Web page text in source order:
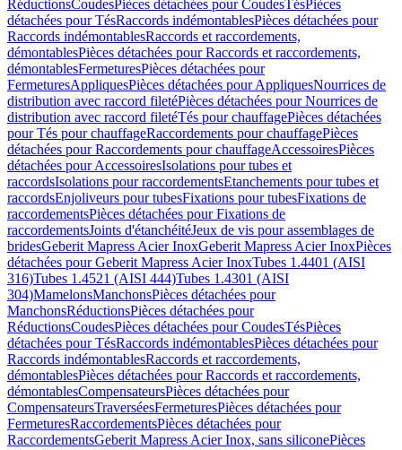
RéductionsCoudesPièces détachées pour CoudesTésPièces
détachées pour TésRaccords indémontablesPièces détachées pour
Raccords indémontablesRaccords et raccordements,
démontablesPièces détachées pour Raccords et raccordements,
démontablesFermeturesPièces détachées pour
FermeturesAppliquesPièces détachées pour AppliquesNourrices de
distribution avec raccord filetéPièces détachées pour Nourrices de
distribution avec raccord filetéTés pour chauffagePièces détachées
pour Tés pour chauffageRaccordements pour chauffagePièces
détachées pour Raccordements pour chauffageAccessoiresPièces
détachées pour AccessoiresIsolations pour tubes et
raccordsIsolations pour raccordementsEtanchements pour tubes et
raccordsEnjoliveurs pour tubesFixations pour tubesFixations de
raccordementsPièces détachées pour Fixations de
raccordementsJoints d'étanchéitéJeux de vis pour assemblages de
bridesGeberit Mapress Acier InoxGeberit Mapress Acier InoxPièces
détachées pour Geberit Mapress Acier InoxTubes 1.4401 (AISI
316)Tubes 1.4521 (AISI 444)Tubes 1.4301 (AISI
304)MamelonsManchonsPièces détachées pour
ManchonsRéductionsPièces détachées pour
RéductionsCoudesPièces détachées pour CoudesTésPièces
détachées pour TésRaccords indémontablesPièces détachées pour
Raccords indémontablesRaccords et raccordements,
démontablesPièces détachées pour Raccords et raccordements,
démontablesCompensateursPièces détachées pour
CompensateursTraverséesFermeturesPièces détachées pour
FermeturesRaccordementsPièces détachées pour
RaccordementsGeberit Mapress Acier Inox, sans siliconePièces